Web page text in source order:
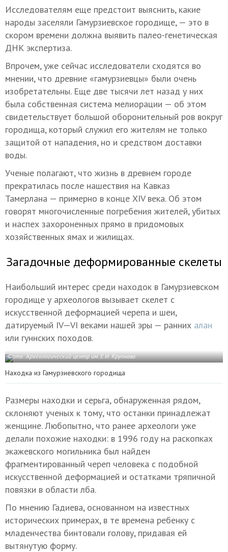
Исследователям еще предстоит выяснить, какие
народы заселяли Гамурзиевское городище, — это в
скором времени должна выявить палео-генетическая
ДНК экспертиза.
Впрочем, уже сейчас исследователи сходятся во
мнении, что древние «гамурзиевцы» были очень
изобретательны. Еще две тысячи лет назад у них
была собственная система мелиорации — об этом
свидетельствует большой оборонительный ров вокруг
городища, который служил его жителям не только
защитой от нападения, но и средством доставки
воды.
Ученые полагают, что жизнь в древнем городе
прекратилась после нашествия на Кавказ
Тамерлана — примерно в конце XIV века. Об этом
говорят многочисленные погребения жителей, убитых
и наспех захороненных прямо в придомовых
хозяйственных ямах и жилищах.
Загадочные деформированные скелеты
Наибольший интерес среди находок в Гамурзиевском
городище у археологов вызывает скелет с
искусственной деформацией черепа и шеи,
датируемый IV—VI веками нашей эры — ранних алан
или гуннских походов.
Фото: Археологический центр им. Е.И. Крупнова
Находка из Гамурзиевского городища
Размеры находки и серьга, обнаруженная рядом,
склоняют ученых к тому, что останки принадлежат
женщине. Любопытно, что ранее археологи уже
делали похожие находки: в 1996 году на раскопках
экажевского могильника был найден
фрагментированный череп человека с подобной
искусственной деформацией и остатками тряпичной
повязки в области лба.
По мнению Гадиева, основанном на известных
исторических примерах, в те времена ребенку с
младенчества бинтовали голову, придавая ей
вытянутую форму.